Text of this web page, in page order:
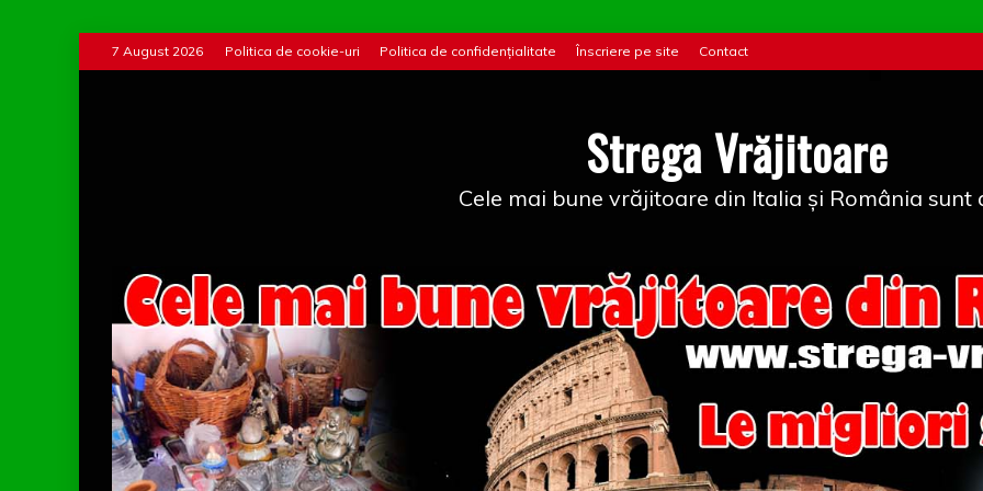
to
7 August 2026 Politica de cookie-uri Politica de confidențialitate Înscriere pe site Contact
Strega Vrăjitoare
Cele mai bune vrăjitoare din Italia și România sunt